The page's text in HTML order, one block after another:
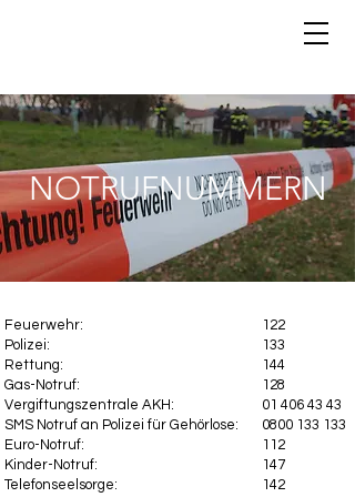
NOTRUFNUMMERN
Feuerwehr:
Polizei:
Rettung:
Gas-Notruf:
Vergiftungszentrale AKH:
SMS Notruf an Polizei für Gehörlose:
Euro-Notruf:
Kinder-Notruf:
Telefonseelsorge:
122
133
144
128
01 406 43 43
0800 133 133
112
147
142